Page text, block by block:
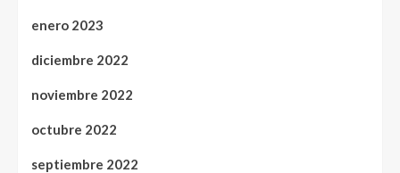
enero 2023
diciembre 2022
noviembre 2022
octubre 2022
septiembre 2022